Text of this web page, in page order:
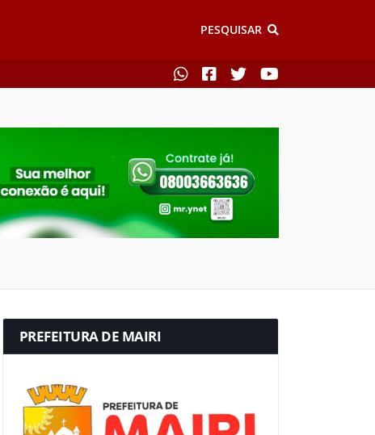
PESQUISAR
PREFEITURA DE MAIRI